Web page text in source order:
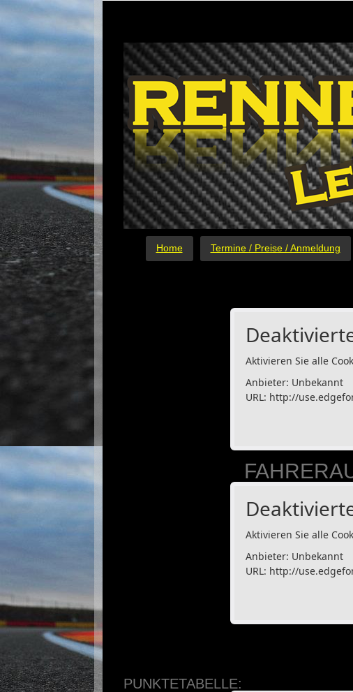
Home Termine / Preise / Anmeldung
Aktivieren Sie alle
Anbieter: Unbekannt
URL: http://
Aktivieren Sie alle
Anbieter: Unbekannt
URL: http://
PUNKTETABELLE: